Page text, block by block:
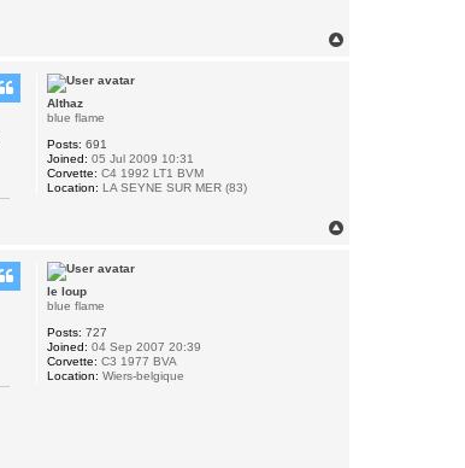
Althaz
blue flame
Posts: 691
Joined: 05 Jul 2009 10:31
Corvette: C4 1992 LT1 BVM
Location: LA SEYNE SUR MER (83)
le loup
blue flame
Posts: 727
Joined: 04 Sep 2007 20:39
Corvette: C3 1977 BVA
Location: Wiers-belgique